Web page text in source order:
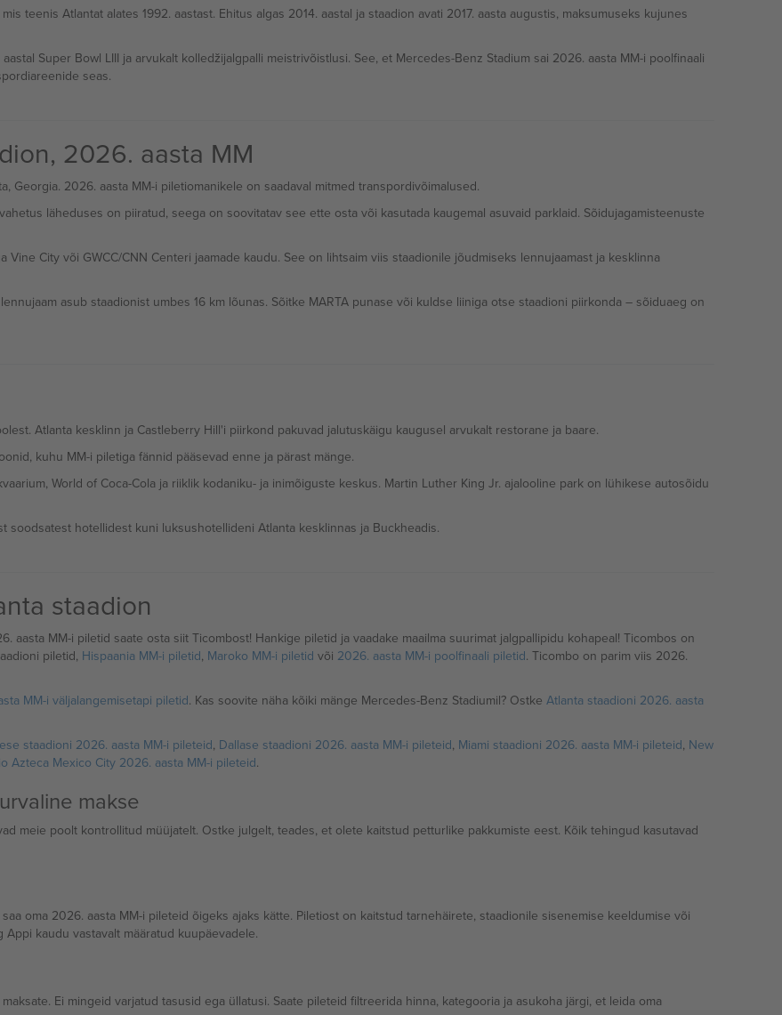
teenis Atlantat alates 1992. aastast. Ehitus algas 2014. aastal ja staadion avati 2017. aasta augustis, maksumuseks kujunes
Super Bowl LIII ja arvukalt kolledžijalgpalli meistrivõistlusi. See, et Mercedes-Benz Stadium sai 2026. aasta MM-i poolfinaali
seas.
2026. aasta MM
Georgia. 2026. aasta MM-i piletiomanikele on saadaval mitmed transpordivõimalused.
läheduses on piiratud, seega on soovitatav see ette osta või kasutada kaugemal asuvaid parklaid. Sõidujagamisteenuste
City või GWCC/CNN Centeri jaamade kaudu. See on lihtsaim viis staadionile jõudmiseks lennujaamast ja kesklinna
asub staadionist umbes 16 km lõunas. Sõitke MARTA punase või kuldse liiniga otse staadioni piirkonda – sõiduaeg on
Atlanta kesklinn ja Castleberry Hill'i piirkond pakuvad jalutuskäigu kaugusel arvukalt restorane ja baare.
kuhu MM-i piletiga fännid pääsevad enne ja pärast mänge.
World of Coca-Cola ja riiklik kodaniku- ja inimõiguste keskus. Martin Luther King Jr. ajalooline park on lühikese autosõidu
soodsatest hotellidest kuni luksushotellideni Atlanta kesklinnas ja Buckheadis.
staadion
aasta MM-i piletid saate osta siit Ticombost! Hankige piletid ja vaadake maailma suurimat jalgpallipidu kohapeal! Ticombos on
piletid, Hispaania MM-i piletid, Maroko MM-i piletid või 2026. aasta MM-i poolfinaali piletid. Ticombo on parim viis 2026.
MM-i väljalangemisetapi piletid. Kas soovite näha kõiki mänge Mercedes-Benz Stadiumil? Ostke Atlanta staadioni 2026. aasta
staadioni 2026. aasta MM-i pileteid, Dallase staadioni 2026. aasta MM-i pileteid, Miami staadioni 2026. aasta MM-i pileteid, New
Azteca Mexico City 2026. aasta MM-i pileteid.
makse
meie poolt kontrollitud müüjatelt. Ostke julgelt, teades, et olete kaitstud petturlike pakkumiste eest. Kõik tehingud kasutavad
oma 2026. aasta MM-i pileteid õigeks ajaks kätte. Piletiost on kaitstud tarnehäirete, staadionile sisenemise keeldumise või
kaudu vastavalt määratud kuupäevadele.
Ei mingeid varjatud tasusid ega üllatusi. Saate pileteid filtreerida hinna, kategooria ja asukoha järgi, et leida oma